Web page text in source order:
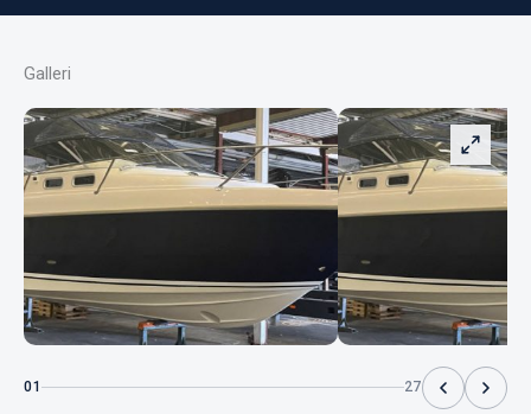
Galleri
01 27